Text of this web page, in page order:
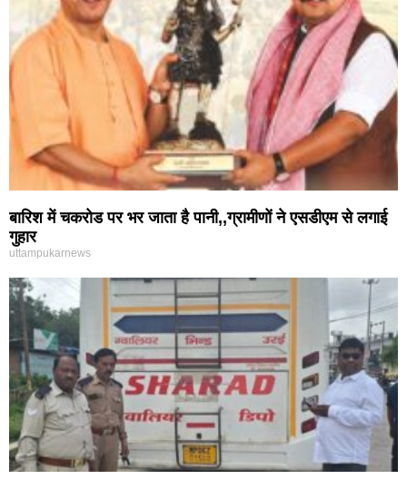
बारिश में चकरोड पर भर जाता है पानी,,ग्रामीणों ने एसडीएम से लगाई
गुहार
uttampukarnews